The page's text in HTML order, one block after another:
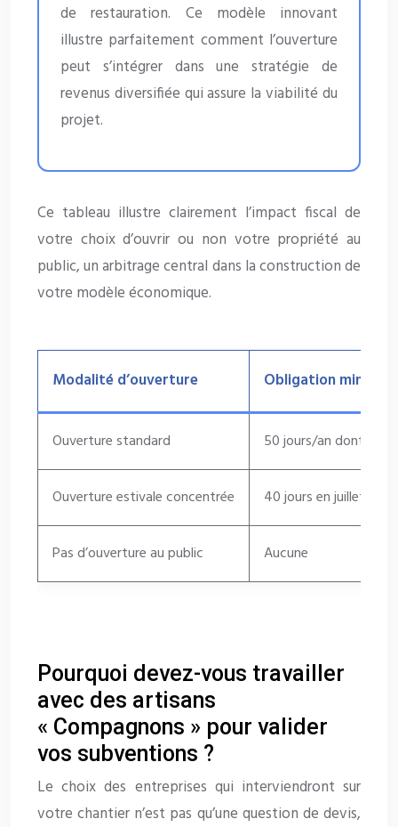
de restauration. Ce modèle innovant
illustre parfaitement comment l’ouverture
peut s’intégrer dans une stratégie de
revenus diversifiée qui assure la viabilité du
projet.
Ce tableau illustre clairement l’impact fiscal de
votre choix d’ouvrir ou non votre propriété au
public, un arbitrage central dans la construction de
votre modèle économique.
Modalité d’ouverture Obligation minimale
Ouverture standard 50 jours/an dont 25
Ouverture estivale concentrée 40 jours en juillet-
Pas d’ouverture au public Aucune
Pourquoi devez-vous travailler
avec des artisans
« Compagnons » pour valider
vos subventions ?
Le choix des entreprises qui interviendront sur
votre chantier n’est pas qu’une question de devis,